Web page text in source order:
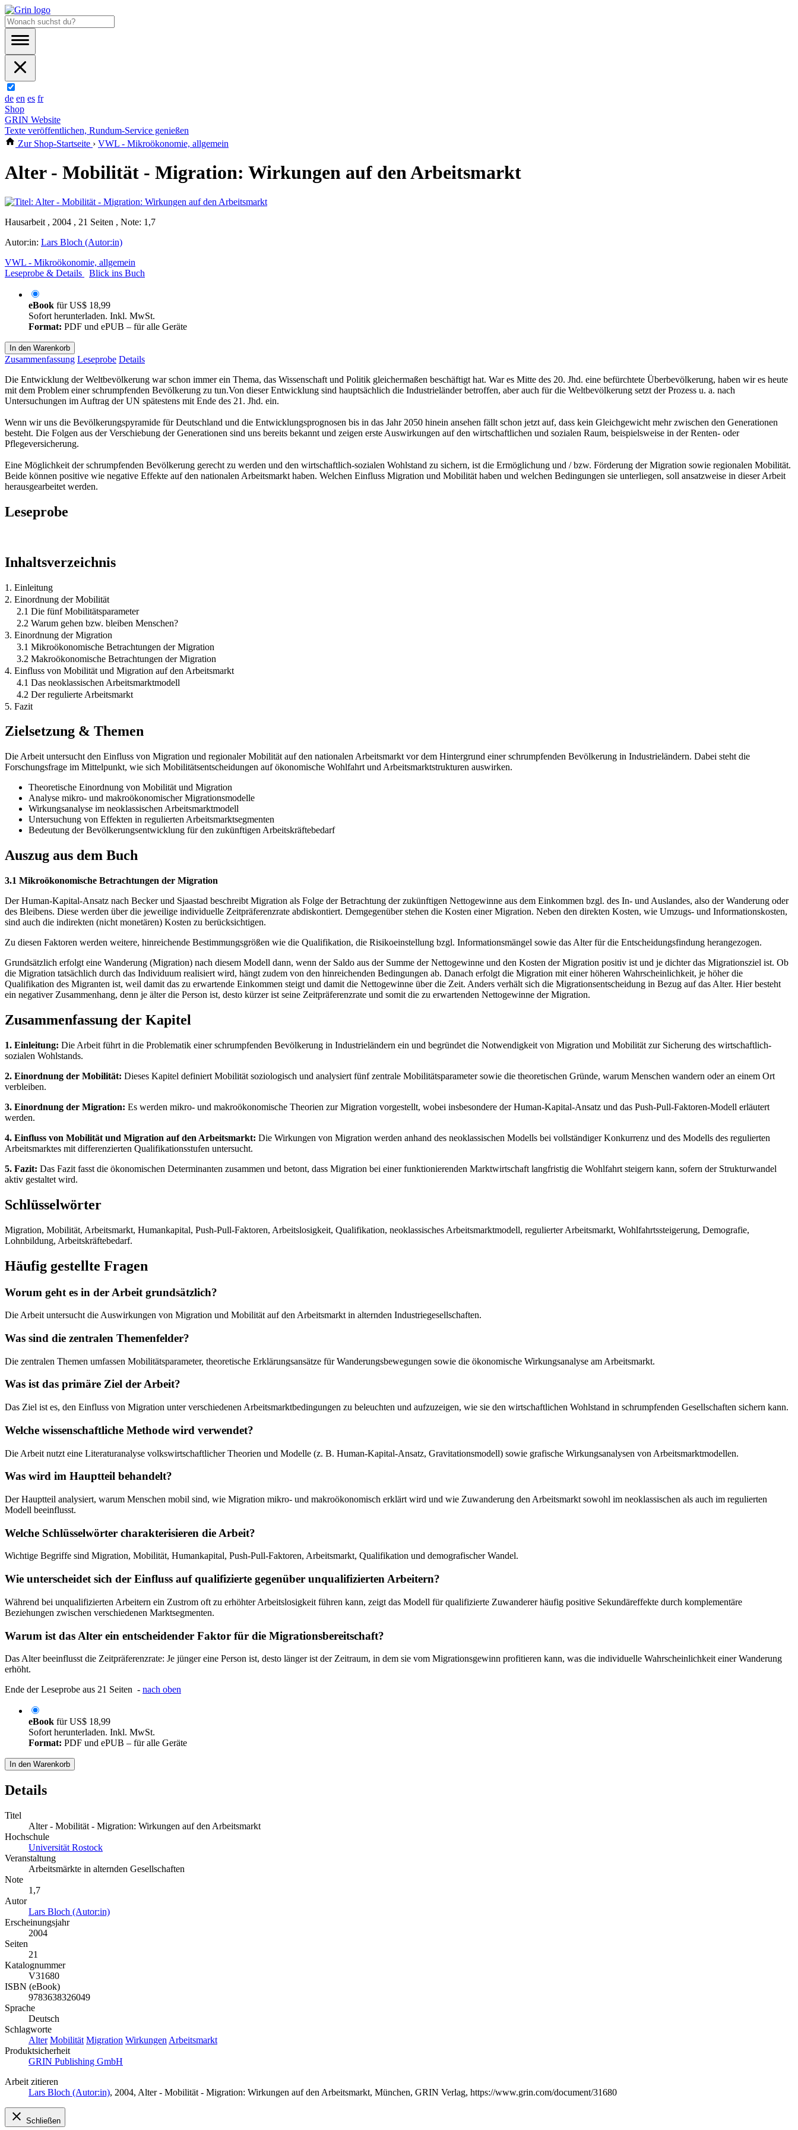
de en es fr
Shop
GRIN Website
Texte veröffentlichen, Rundum-Service genießen
Zur Shop-Startseite › VWL - Mikroökonomie, allgemein
Alter - Mobilität - Migration: Wirkungen auf den Arbeitsmarkt
Hausarbeit , 2004 , 21 Seiten , Note: 1,7
Autor:in: Lars Bloch (Autor:in)
VWL - Mikroökonomie, allgemein
Leseprobe & Details
Blick ins Buch
eBook fürUS$ 18,99
Sofort herunterladen. Inkl. MwSt.
Format: PDF und ePUB – für alle Geräte
In den Warenkorb
Zusammenfassung Leseprobe Details
Die Entwicklung der Weltbevölkerung war schon immer ein Thema, das Wissenschaft und Politik gleichermaßen beschäftigt hat. War es Mitte des 20. Jhd. eine befürchtete Überbevölkerung, haben wir es heute
mit dem Problem einer schrumpfenden Bevölkerung zu tun.Von dieser Entwicklung sind hauptsächlich die Industrieländer betroffen, aber auch für die Weltbevölkerung setzt der Prozess u. a. nach
Untersuchungen im Auftrag der UN spätestens mit Ende des 21. Jhd. ein.
Wenn wir uns die Bevölkerungspyramide für Deutschland und die Entwicklungsprognosen bis in das Jahr 2050 hinein ansehen fällt schon jetzt auf, dass kein Gleichgewicht mehr zwischen den Generationen
besteht. Die Folgen aus der Verschiebung der Generationen sind uns bereits bekannt und zeigen erste Auswirkungen auf den wirtschaftlichen und sozialen Raum, beispielsweise in der Renten- oder
Pflegeversicherung.
Eine Möglichkeit der schrumpfenden Bevölkerung gerecht zu werden und den wirtschaftlich-sozialen Wohlstand zu sichern, ist die Ermöglichung und / bzw. Förderung der Migration sowie regionalen Mobilität.
Beide können positive wie negative Effekte auf den nationalen Arbeitsmarkt haben. Welchen Einfluss Migration und Mobilität haben und welchen Bedingungen sie unterliegen, soll ansatzweise in dieser Arbeit
herausgearbeitet werden.
Leseprobe
Inhaltsverzeichnis
1. Einleitung
2. Einordnung der Mobilität
2.1 Die fünf Mobilitätsparameter
2.2 Warum gehen bzw. bleiben Menschen?
3. Einordnung der Migration
3.1 Mikroökonomische Betrachtungen der Migration
3.2 Makroökonomische Betrachtungen der Migration
4. Einfluss von Mobilität und Migration auf den Arbeitsmarkt
4.1 Das neoklassischen Arbeitsmarktmodell
4.2 Der regulierte Arbeitsmarkt
5. Fazit
Zielsetzung & Themen
Die Arbeit untersucht den Einfluss von Migration und regionaler Mobilität auf den nationalen Arbeitsmarkt vor dem Hintergrund einer schrumpfenden Bevölkerung in Industrieländern. Dabei steht die
Forschungsfrage im Mittelpunkt, wie sich Mobilitätsentscheidungen auf ökonomische Wohlfahrt und Arbeitsmarktstrukturen auswirken.
Theoretische Einordnung von Mobilität und Migration
Analyse mikro- und makroökonomischer Migrationsmodelle
Wirkungsanalyse im neoklassischen Arbeitsmarktmodell
Untersuchung von Effekten in regulierten Arbeitsmarktsegmenten
Bedeutung der Bevölkerungsentwicklung für den zukünftigen Arbeitskräftebedarf
Auszug aus dem Buch
3.1 Mikroökonomische Betrachtungen der Migration
Der Human-Kapital-Ansatz nach Becker und Sjaastad beschreibt Migration als Folge der Betrachtung der zukünftigen Nettogewinne aus dem Einkommen bzgl. des In- und Auslandes, also der Wanderung oder
des Bleibens. Diese werden über die jeweilige individuelle Zeitpräferenzrate abdiskontiert. Demgegenüber stehen die Kosten einer Migration. Neben den direkten Kosten, wie Umzugs- und Informationskosten,
sind auch die indirekten (nicht monetären) Kosten zu berücksichtigen.
Zu diesen Faktoren werden weitere, hinreichende Bestimmungsgrößen wie die Qualifikation, die Risikoeinstellung bzgl. Informationsmängel sowie das Alter für die Entscheidungsfindung herangezogen.
Grundsätzlich erfolgt eine Wanderung (Migration) nach diesem Modell dann, wenn der Saldo aus der Summe der Nettogewinne und den Kosten der Migration positiv ist und je dichter das Migrationsziel ist. Ob
die Migration tatsächlich durch das Individuum realisiert wird, hängt zudem von den hinreichenden Bedingungen ab. Danach erfolgt die Migration mit einer höheren Wahrscheinlichkeit, je höher die
Qualifikation des Migranten ist, weil damit das zu erwartende Einkommen steigt und damit die Nettogewinne über die Zeit. Anders verhält sich die Migrationsentscheidung in Bezug auf das Alter. Hier besteht
ein negativer Zusammenhang, denn je älter die Person ist, desto kürzer ist seine Zeitpräferenzrate und somit die zu erwartenden Nettogewinne der Migration.
Zusammenfassung der Kapitel
1. Einleitung: Die Arbeit führt in die Problematik einer schrumpfenden Bevölkerung in Industrieländern ein und begründet die Notwendigkeit von Migration und Mobilität zur Sicherung des wirtschaftlich-
sozialen Wohlstands.
2. Einordnung der Mobilität: Dieses Kapitel definiert Mobilität soziologisch und analysiert fünf zentrale Mobilitätsparameter sowie die theoretischen Gründe, warum Menschen wandern oder an einem Ort
verbleiben.
3. Einordnung der Migration: Es werden mikro- und makroökonomische Theorien zur Migration vorgestellt, wobei insbesondere der Human-Kapital-Ansatz und das Push-Pull-Faktoren-Modell erläutert
werden.
4. Einfluss von Mobilität und Migration auf den Arbeitsmarkt: Die Wirkungen von Migration werden anhand des neoklassischen Modells bei vollständiger Konkurrenz und des Modells des regulierten
Arbeitsmarktes mit differenzierten Qualifikationsstufen untersucht.
5. Fazit: Das Fazit fasst die ökonomischen Determinanten zusammen und betont, dass Migration bei einer funktionierenden Marktwirtschaft langfristig die Wohlfahrt steigern kann, sofern der Strukturwandel
aktiv gestaltet wird.
Schlüsselwörter
Migration, Mobilität, Arbeitsmarkt, Humankapital, Push-Pull-Faktoren, Arbeitslosigkeit, Qualifikation, neoklassisches Arbeitsmarktmodell, regulierter Arbeitsmarkt, Wohlfahrtssteigerung, Demografie,
Lohnbildung, Arbeitskräftebedarf.
Häufig gestellte Fragen
Worum geht es in der Arbeit grundsätzlich?
Die Arbeit untersucht die Auswirkungen von Migration und Mobilität auf den Arbeitsmarkt in alternden Industriegesellschaften.
Was sind die zentralen Themenfelder?
Die zentralen Themen umfassen Mobilitätsparameter, theoretische Erklärungsansätze für Wanderungsbewegungen sowie die ökonomische Wirkungsanalyse am Arbeitsmarkt.
Was ist das primäre Ziel der Arbeit?
Das Ziel ist es, den Einfluss von Migration unter verschiedenen Arbeitsmarktbedingungen zu beleuchten und aufzuzeigen, wie sie den wirtschaftlichen Wohlstand in schrumpfenden Gesellschaften sichern kann.
Welche wissenschaftliche Methode wird verwendet?
Die Arbeit nutzt eine Literaturanalyse volkswirtschaftlicher Theorien und Modelle (z. B. Human-Kapital-Ansatz, Gravitationsmodell) sowie grafische Wirkungsanalysen von Arbeitsmarktmodellen.
Was wird im Hauptteil behandelt?
Der Hauptteil analysiert, warum Menschen mobil sind, wie Migration mikro- und makroökonomisch erklärt wird und wie Zuwanderung den Arbeitsmarkt sowohl im neoklassischen als auch im regulierten
Modell beeinflusst.
Welche Schlüsselwörter charakterisieren die Arbeit?
Wichtige Begriffe sind Migration, Mobilität, Humankapital, Push-Pull-Faktoren, Arbeitsmarkt, Qualifikation und demografischer Wandel.
Wie unterscheidet sich der Einfluss auf qualifizierte gegenüber unqualifizierten Arbeitern?
Während bei unqualifizierten Arbeitern ein Zustrom oft zu erhöhter Arbeitslosigkeit führen kann, zeigt das Modell für qualifizierte Zuwanderer häufig positive Sekundäreffekte durch komplementäre
Beziehungen zwischen verschiedenen Marktsegmenten.
Warum ist das Alter ein entscheidender Faktor für die Migrationsbereitschaft?
Das Alter beeinflusst die Zeitpräferenzrate: Je jünger eine Person ist, desto länger ist der Zeitraum, in dem sie vom Migrationsgewinn profitieren kann, was die individuelle Wahrscheinlichkeit einer Wanderung
erhöht.
Ende der Leseprobe aus 21 Seiten - nach oben
eBook fürUS$ 18,99
Sofort herunterladen. Inkl. MwSt.
Format: PDF und ePUB – für alle Geräte
In den Warenkorb
Details
Titel
Alter - Mobilität - Migration: Wirkungen auf den Arbeitsmarkt
Hochschule
Universität Rostock
Veranstaltung
Arbeitsmärkte in alternden Gesellschaften
Note
1,7
Autor
Lars Bloch (Autor:in)
Erscheinungsjahr
2004
Seiten
21
Katalognummer
V31680
ISBN (eBook)
9783638326049
Sprache
Deutsch
Schlagworte
Alter Mobilität Migration Wirkungen Arbeitsmarkt
Produktsicherheit
GRIN Publishing GmbH
Arbeit zitieren
Lars Bloch (Autor:in), 2004, Alter - Mobilität - Migration: Wirkungen auf den Arbeitsmarkt, München, GRIN Verlag, https://www.grin.com/document/31680
Schließen